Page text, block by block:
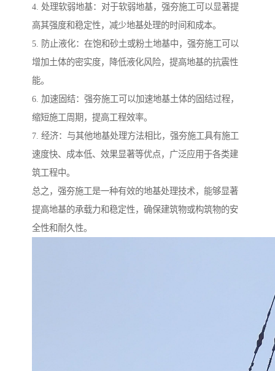
4. 处理软弱地基：对于软弱地基，强夯施工可以显著提
高其强度和稳定性，减少地基处理的时间和成本。
5. 防止液化：在饱和砂土或粉土地基中，强夯施工可以
增加土体的密实度，降低液化风险，提高地基的抗震性
能。
6. 加速固结：强夯施工可以加速地基土体的固结过程，
缩短施工周期，提高工程效率。
7. 经济：与其他地基处理方法相比，强夯施工具有施工
速度快、成本低、效果显著等优点，广泛应用于各类建
筑工程中。
总之，强夯施工是一种有效的地基处理技术，能够显著
提高地基的承载力和稳定性，确保建筑物或构筑物的安
全性和耐久性。